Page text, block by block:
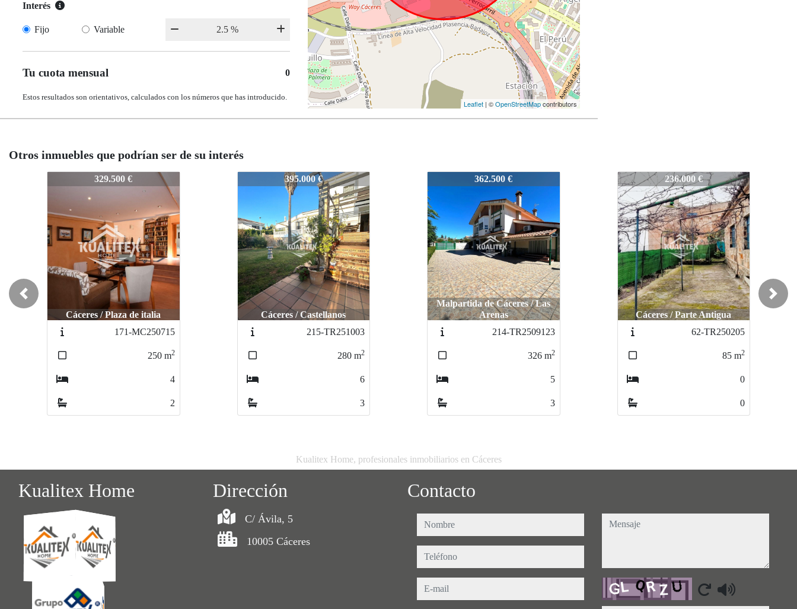
Interés
Fijo Variable
Tu cuota mensual 0
Estos resultados son orientativos, calculados con los números que has introducido.
Leaflet | ©OpenStreetMapcontributors
Otros inmuebles que podrían ser de su interés
58-TR250129-4
395.000 €
Cáceres / Castellanos
215-TR251003
280 m2
6
3
58-TR250129-4
362.500 €
Malpartida de Cáceres / Las
Arenas
214-TR2509123
326m2
5
3
58-TR250129-4
236.000 €
Cáceres / Parte Antigua
62-TR250205
85 m2
0
0
58-TR250129-4
160.000 €
Cáceres / Centro
Noved
ad
255-TR251119
92m2
4
1
Previous Next
Kualitex Home, profesionales inmobiliarios en Cáceres
Kualitex Home Dirección
C/ Ávila, 5
10005 Cáceres
Contacto
nombre
teléfono
e-mail
mensaje
Captcha